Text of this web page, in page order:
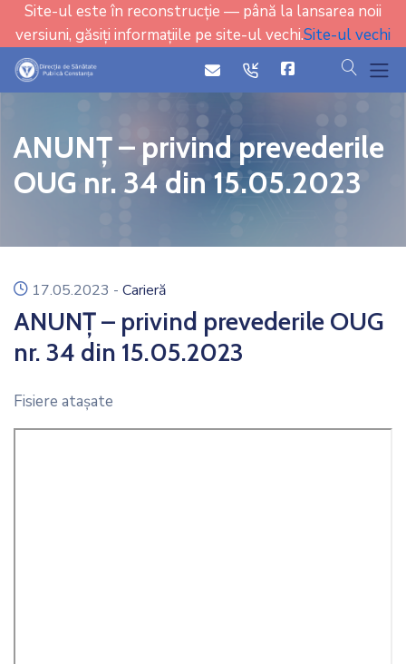
Site-ul este în reconstrucție — până la lansarea noii
versiuni, găsiți informațiile pe site-ul vechi.Site-ul vechi
iconicon cauta
ANUNȚ – privind prevederile
OUG nr. 34 din 15.05.2023
icon
17.05.2023 - Carieră
ANUNȚ – privind prevederile OUG
nr. 34 din 15.05.2023
Fisiere ataşate